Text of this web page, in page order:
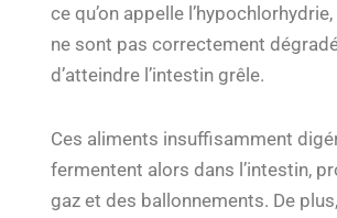
ce qu’on appelle
ne sont pas correctement
d’atteindre l’intestin grêle.
Ces aliments insuffisamment
fermentent alors dans l’intestin,
gaz et des ballonnements. De